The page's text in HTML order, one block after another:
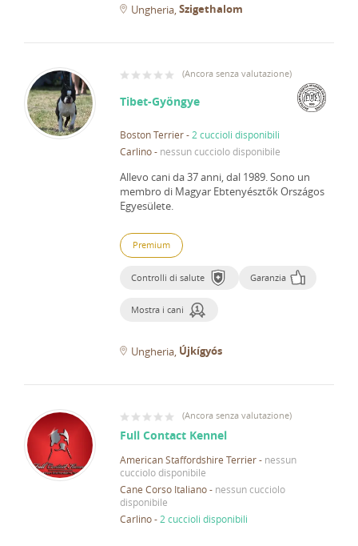
Ungheria Szigethalom
(Ancora senza valutazione)
Tibet-Gyöngye
Boston Terrier- 2 cuccioli disponibili
Carlino- nessun cucciolo disponibile
Allevo cani da 37 anni, dal 1989.Sono un
membro di Magyar Ebtenyésztők Országos
Egyesülete.
Premium
Controlli di salute Garanzia
Mostra i cani
Ungheria Újkígyós
(Ancora senza valutazione)
Full Contact Kennel
American Staffordshire Terrier- nessun
cucciolo disponibile
Cane Corso Italiano- nessun cucciolo
disponibile
Carlino- 2 cuccioli disponibili